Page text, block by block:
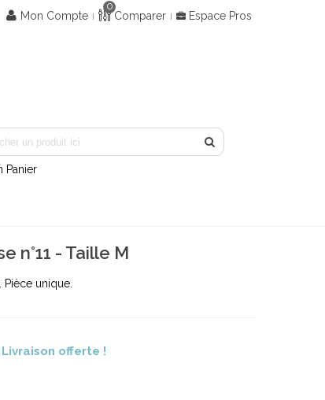
Mon Compte
0
Comparer Espace Pros
Panier
n°11 - Taille M
Pièce unique.
Livraison offerte !